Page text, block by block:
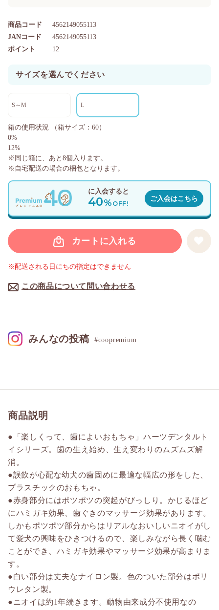
商品コード 4562149055113
ポイント 12
JANコード 4562149055113
サイズを選んでください
S～M L
カートに入れる
この商品について問い合わせる
※配送される日にちの指定はできません
に入会すると
40%OFF!
ご入会はこちら
箱の使用状況
（箱サイズ：60）
0%
12%
※同じ箱に、あと 8個入ります。
※自宅配送の場合の梱包となります。
商品説明
●「楽しくって、歯によいおもちゃ」ハーツデンタルト
イシリーズ。歯の生え始め、生え変わりのムズムズ解
消。
●誤飲が心配な幼犬の歯固めに最適な幅広の形をした、
プラスチックのおもちゃ。
●赤身部分にはポツポツの突起がびっしり。かじるほど
にハミガキ効果、歯ぐきのマッサージ効果があります。
しかもポツポツ部分からはリアルなおいしいニオイがし
て愛犬の興味をひきつけるので、楽しみながら長く噛む
ことができ、ハミガキ効果やマッサージ効果が高まりま
す。
●白い部分は丈夫なナイロン製。色のついた部分はポリ
ウレタン製。
●ニオイは約1年続きます。動物由来成分不使用なの
みんなの投稿 #coopremium